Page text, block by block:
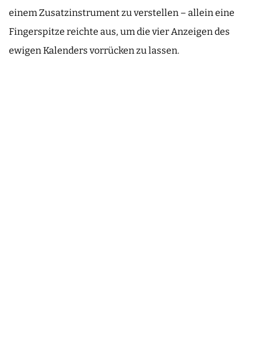
einem Zusatzinstrument zu verstellen – allein eine
Fingerspitze reichte aus, um die vier Anzeigen des
ewigen Kalenders vorrücken zu lassen.